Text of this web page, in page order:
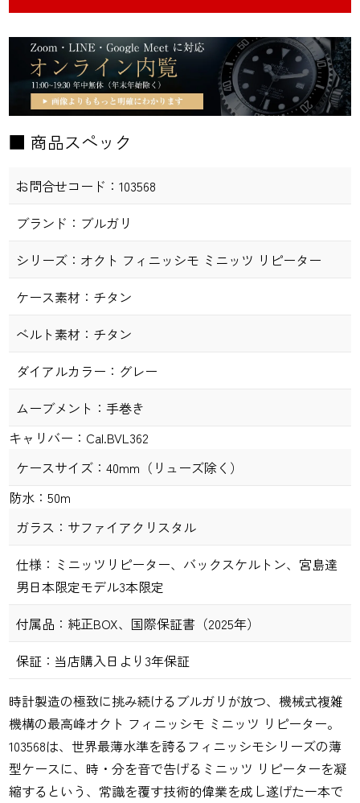
■ 商品スペック
お問合せコード： 103568
ブランド： ブルガリ
シリーズ： オクト フィニッシモ ミニッツ リピーター
ケース素材： チタン
ベルト素材： チタン
ダイアルカラー： グレー
ムーブメント： 手巻き
キャリバー： Cal.BVL362
ケースサイズ： 40mm （リューズ除く）
防水：50m
ガラス： サファイアクリスタル
仕様： ミニッツリピーター、バックスケルトン、宮島達
男日本限定モデル3本限定
付属品： 純正BOX、国際保証書（2025年）
保証： 当店購入日より 3年保証
時計製造の極致に挑み続けるブルガリが放つ、機械式複雑
機構の最高峰オクト フィニッシモ ミニッツ リピーター。
103568は、世界最薄水準を誇るフィニッシモシリーズの薄
型ケースに、時・分を音で告げるミニッツ リピーターを凝
縮するという、常識を覆す技術的偉業を成し遂げた一本で